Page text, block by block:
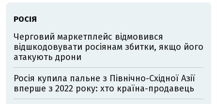
РОСІЯ
Черговий маркетплейс відмовився
відшкодовувати росіянам збитки, якщо його
атакують дрони
Росія купила пальне з Північно-Східної Азії
вперше з 2022 року: хто країна-продавець